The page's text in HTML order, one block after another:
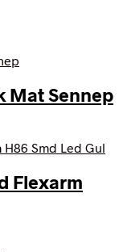
Mat Sennep
Flexarm